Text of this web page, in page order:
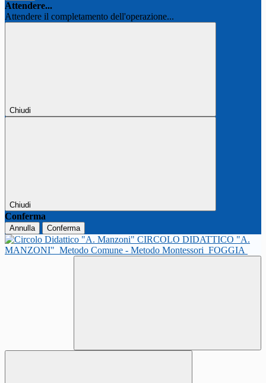
Attendere...
Attendere il completamento dell'operazione...
Chiudi
Chiudi
Conferma
Annulla Conferma
CIRCOLO DIDATTICO "A.
MANZONI" Metodo Comune - Metodo Montessori FOGGIA